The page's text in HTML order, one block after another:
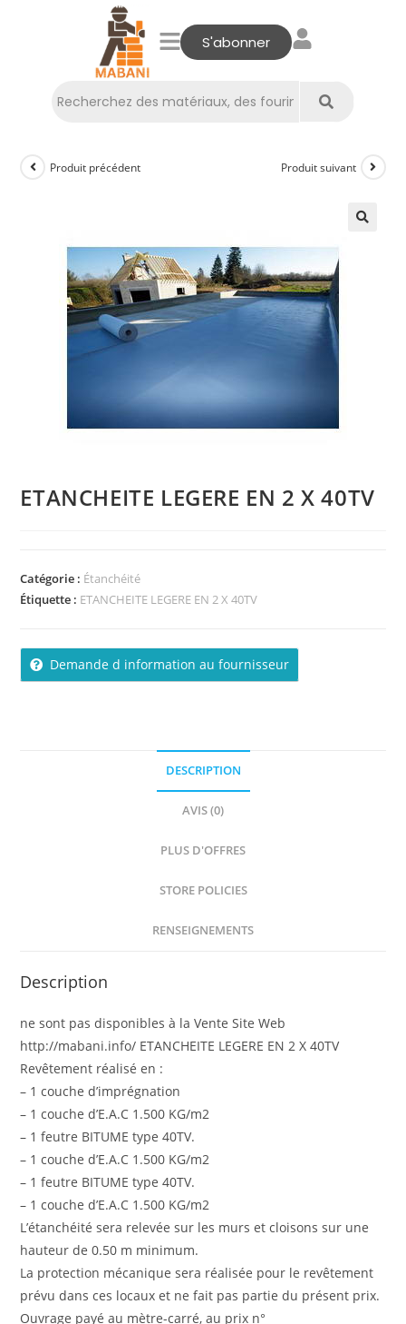
S'abonner
Produit précédent Produit suivant
ETANCHEITE LEGERE EN 2 X 40TV
Catégorie : Étanchéité
Étiquette : ETANCHEITE LEGERE EN 2 X 40TV
Demande d information au fournisseur
DESCRIPTION
AVIS (0)
PLUS D'OFFRES
STORE POLICIES
RENSEIGNEMENTS
Description
ne sont pas disponibles à la Vente Site Web
http://mabani.info/ ETANCHEITE LEGERE EN 2 X 40TV
Revêtement réalisé en :
– 1 couche d’imprégnation
– 1 couche d’E.A.C 1.500 KG/m2
– 1 feutre BITUME type 40TV.
– 1 couche d’E.A.C 1.500 KG/m2
– 1 feutre BITUME type 40TV.
– 1 couche d’E.A.C 1.500 KG/m2
L’étanchéité sera relevée sur les murs et cloisons sur une
hauteur de 0.50 m minimum.
La protection mécanique sera réalisée pour le revêtement
prévu dans ces locaux et ne fait pas partie du présent prix.
Ouvrage payé au mètre-carré, au prix n°